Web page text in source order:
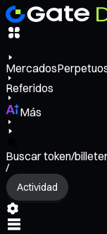
Mercados
Referidos
Más
Buscar token/
/
Actividad